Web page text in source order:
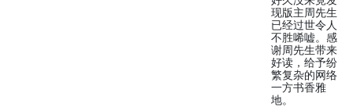
现版主周先生
已经过世令人
不胜唏嘘。感
谢周先生带来
好读，给予纷
繁复杂的网络
一方书香雅
地。